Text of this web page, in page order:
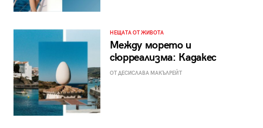
НЕЩАТА ОТ ЖИВОТА
Между морето и
сюрреализма: Кадакес
ОТ ДЕСИСЛАВА МАКЪЛРЕЙТ